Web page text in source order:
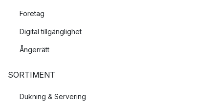
Företag
Digital tillgänglighet
Ångerrätt
SORTIMENT
Dukning & Servering